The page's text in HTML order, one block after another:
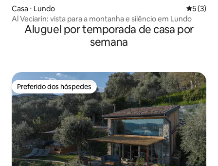
Casa ⋅ Lundo 5 de
5 (3)
Al Veciarin: vista para a montanha e silêncio em Lundo
Aluguel por temporada de casa por
semana
Preferido dos hóspedes
Preferido dos hóspedes